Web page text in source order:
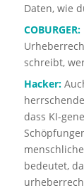
Daten, wie
COBURGER:
schreibt,
Hacker:
dass KI-
bedeutet,